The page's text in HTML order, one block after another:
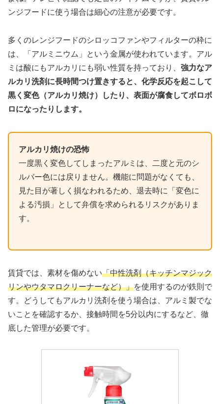
ンジフードに使う場合は細心の注意が必要です。
多くのレンジフードのシロッコファンやフィルターの枠に
は、「アルミニウム」という金属が使われています。アル
ミは酸にもアルカリにも弱い性質を持っており、 強力なア
ルカリ洗剤に長時間つけ置きすると、化学反応を起こして
黒く変色（アルカリ焼け）したり、表面が腐食してボロボ
ロになったりします。
アルカリ焼けの恐怖
一度黒く変色してしまったアルミは、二度と元のシ
ルバー色には戻りません。機能に問題がなくても、
見た目が著しく損なわれるため、退去時に「変色に
よる汚損」として弁償を求められるリスクがありま
す。
賃貸では、素材を傷めない「中性洗剤（キッチンマジック
リンやウタマロクリーナーなど）」を使用するのが鉄則で
す。どうしてもアルカリ洗剤を使う場合は、アルミ製でな
いことを確認するか、接触時間を5分以内にするなど、徹
底した管理が必要です。